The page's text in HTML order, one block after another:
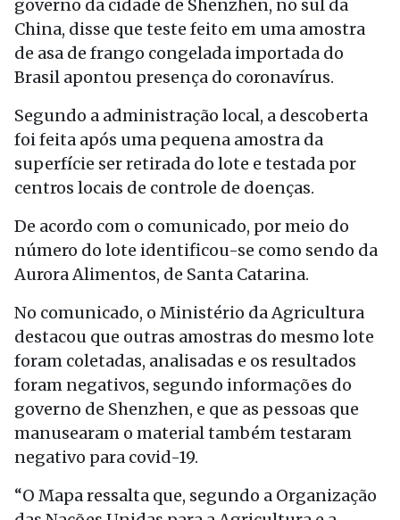
governo da cidade de Shenzhen, no sul da
China, disse que teste feito em uma amostra
de asa de frango congelada importada do
Brasil apontou presença do coronavírus.
Segundo a administração local, a descoberta
foi feita após uma pequena amostra da
superfície ser retirada do lote e testada por
centros locais de controle de doenças.
De acordo com o comunicado, por meio do
número do lote identificou-se como sendo da
Aurora Alimentos, de Santa Catarina.
No comunicado, o Ministério da Agricultura
destacou que outras amostras do mesmo lote
foram coletadas, analisadas e os resultados
foram negativos, segundo informações do
governo de Shenzhen, e que as pessoas que
manusearam o material também testaram
negativo para covid-19.
“O Mapa ressalta que, segundo a Organização